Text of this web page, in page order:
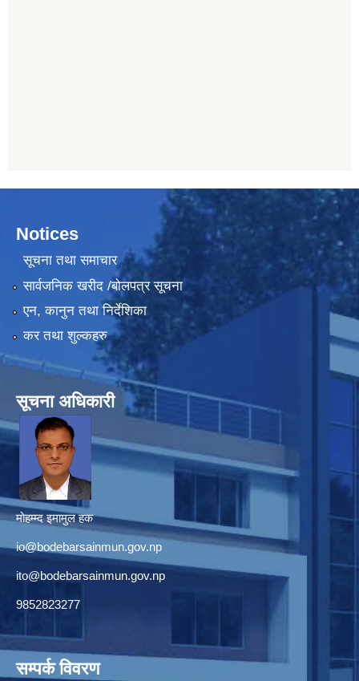
Notices
सूचना तथा समाचार
सार्वजनिक खरीद /बोलपत्र सूचना
एन, कानुन तथा निर्देशिका
कर तथा शुल्कहरु
सूचना अधिकारी
मोहम्म्द इमामुल हक
io@bodebarsainmun.gov.np
ito@bodebarsainmun.gov.np
9852823277
सम्पर्क विवरण